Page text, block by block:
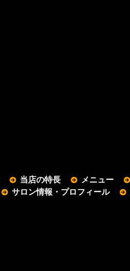
当店の特長 メニュー
サロン情報・プロフィール